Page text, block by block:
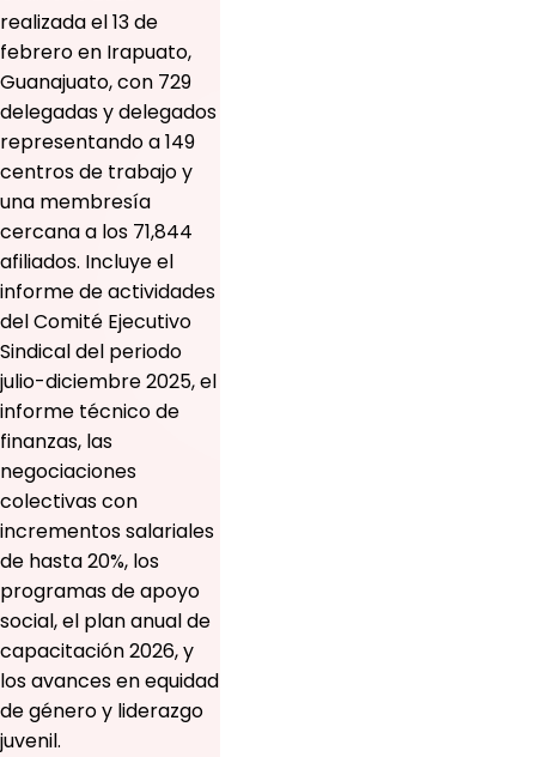
realizada el 13 de
febrero en Irapuato,
Guanajuato, con 729
delegadas y delegados
representando a 149
centros de trabajo y
una membresía
cercana a los 71,844
afiliados. Incluye el
informe de actividades
del Comité Ejecutivo
Sindical del periodo
julio-diciembre 2025, el
informe técnico de
finanzas, las
negociaciones
colectivas con
incrementos salariales
de hasta 20%, los
programas de apoyo
social, el plan anual de
capacitación 2026, y
los avances en equidad
de género y liderazgo
juvenil.